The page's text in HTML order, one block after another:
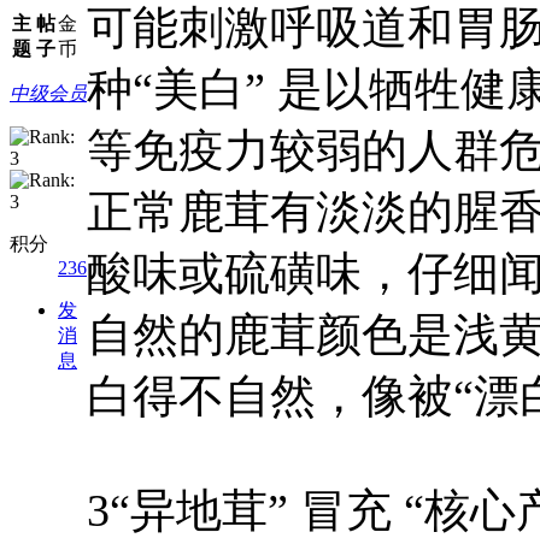
主
题
帖
子
金
币
中级会员
积分
236
发
消
息
可能刺激呼吸道和胃
种“美白” 是以牺牲健
等免疫力较弱的人群
正常鹿茸有淡淡的腥
酸味或硫磺味，仔细
自然的鹿茸颜色是浅
白得不自然，像被“
3“异地茸” 冒充 “核心